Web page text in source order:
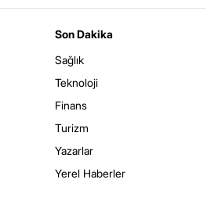
Son Dakika
Sağlık
Teknoloji
Finans
Turizm
Yazarlar
Yerel Haberler